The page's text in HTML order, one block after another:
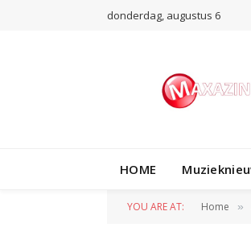
donderdag, augustus 6
HOME
YOU ARE AT: Home »